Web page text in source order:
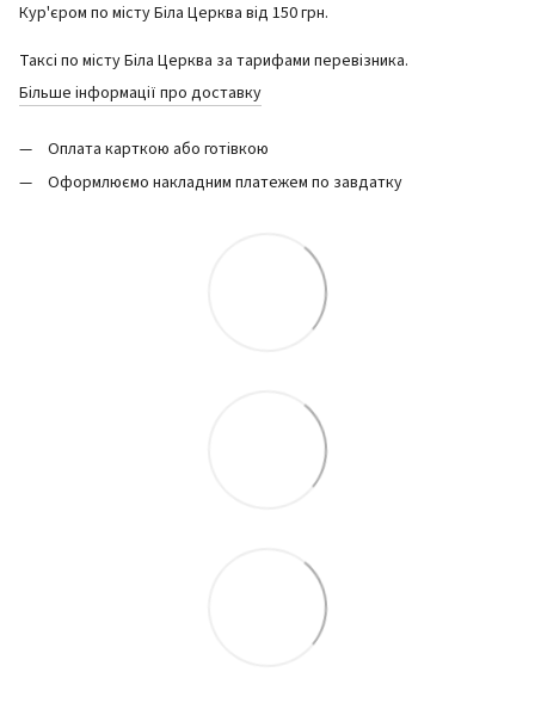
Кур'єром по місту Біла Церква від 150 грн.
Таксі по місту Біла Церква за тарифами перевізника.
Більше інформації про доставку
Оплата карткою або готівкою
Оформлюємо накладним платежем по завдатку